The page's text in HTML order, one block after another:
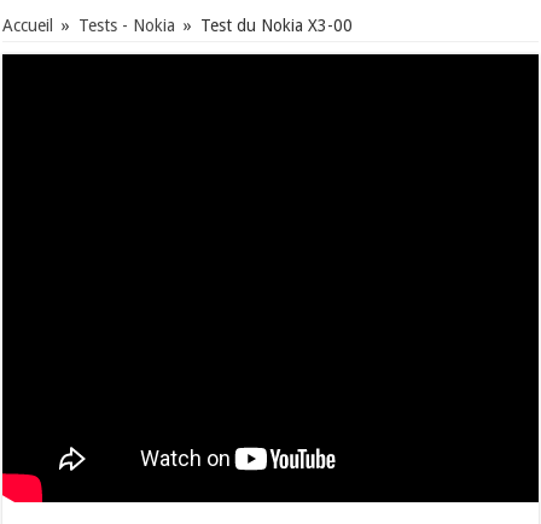
Accueil » Tests - Nokia » Test du Nokia X3-00